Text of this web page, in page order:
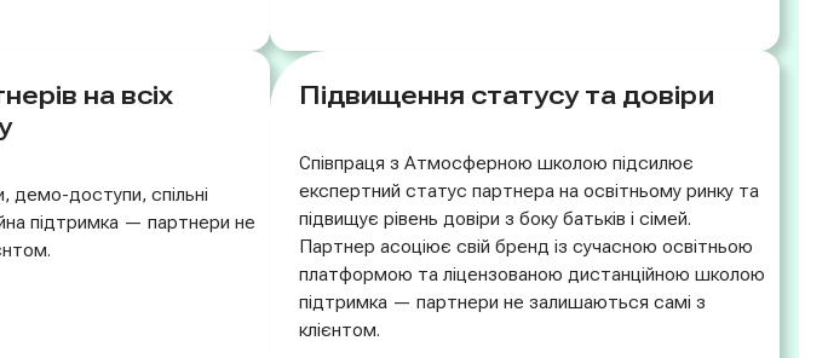
на всіх
демо-доступи, спільні
підтримка — партнери не
Підвищення статусу та довіри
Співпраця з Атмосферною школою підсилює
експертний статус партнера на освітньому ринку та
підвищує рівень довіри з боку батьків і сімей.
Партнер асоціює свій бренд із сучасною освітньою
платформою та ліцензованою дистанційною школою
підтримка — партнери не залишаються самі з
клієнтом.